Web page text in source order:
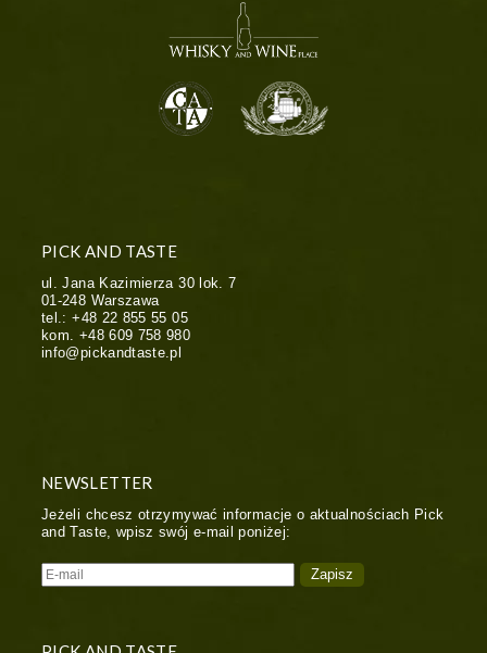
PICK AND TASTE
ul. Jana Kazimierza 30 lok. 7
01-248 Warszawa
tel.:+48 22 855 55 05
kom. +48 609 758 980
info@pickandtaste.pl
NEWSLETTER
Jeżeli chcesz otrzymywać informacje o aktualnościach Pick
and Taste, wpisz swój e-mail poniżej: